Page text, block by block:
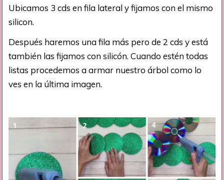
Ubicamos 3 cds en fila lateral y fijamos con el mismo
silicon.
Después haremos una fila más pero de 2 cds y está
también las fijamos con silicón. Cuando estén todas
listas procedemos a armar nuestro árbol como lo
ves en la última imagen.